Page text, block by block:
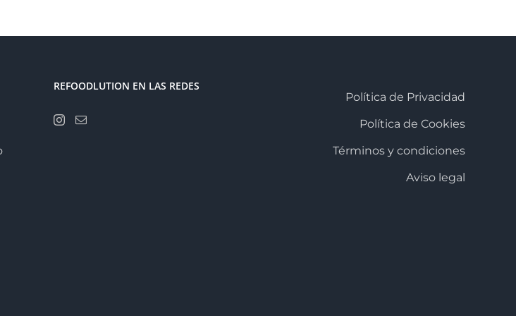
REFOODLUTION EN LAS REDES
Política de Privacidad
Política de Cookies
Términos y condiciones
Aviso legal